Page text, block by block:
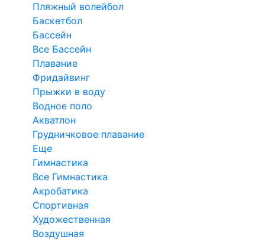
Пляжный волейбол
Баскетбол
Бассейн
Все Бассейн
Плавание
Фридайвинг
Прыжки в воду
Водное поло
Акватлон
Грудничковое плавание
Еще
Гимнастика
Все Гимнастика
Акробатика
Спортивная
Художественная
Воздушная